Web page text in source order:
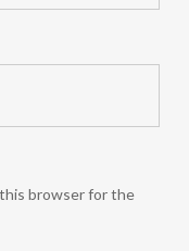
this browser for the